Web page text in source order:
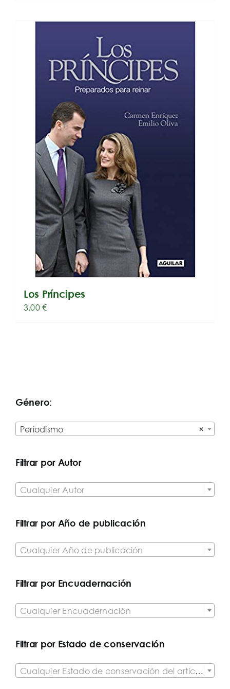
Los Príncipes
3,00€
Género:
×
Periodismo
Filtrar por Autor
Cualquier Autor
Filtrar por Año de publicación
Cualquier Año de publicación
Filtrar por Encuadernación
Cualquier Encuadernación
Filtrar por Estado de conservación
Cualquier Estado de conservación del artículo